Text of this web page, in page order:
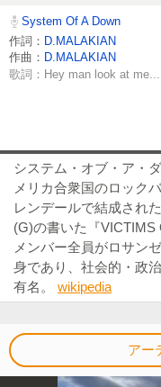
System Of A Down
作詞： D.MALAKIAN
作曲： D.MALAKIAN
歌詞：Hey man look at me...
システム・オブ・ア・
メリカ合衆国のロック
レンデールで結成され
(G)の書いた『VICTIMS
メンバー全員がロサン
身であり、社会的・政
有名。 wikipedia
アー